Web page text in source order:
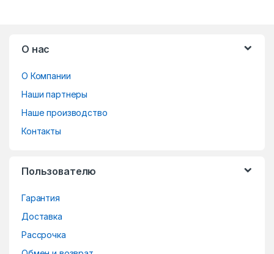
О нас
О Компании
Наши партнеры
Наше производство
Контакты
Пользователю
Гарантия
Доставка
Рассрочка